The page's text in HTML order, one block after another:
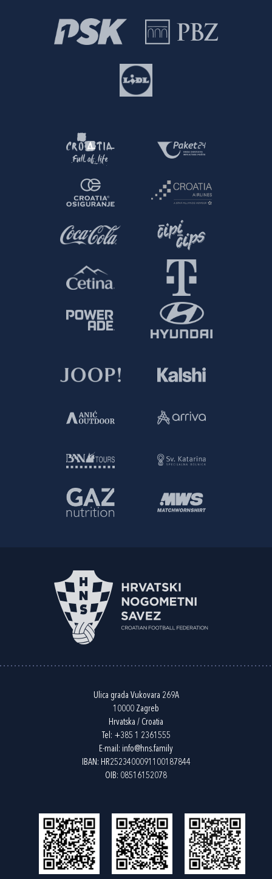
Ulica grada Vukovara 269A
10000 Zagreb
Hrvatska / Croatia
Tel: +385 1 2361555
E-mail: info@hns.family
IBAN: HR2523400091100187844
OIB: 08516152078